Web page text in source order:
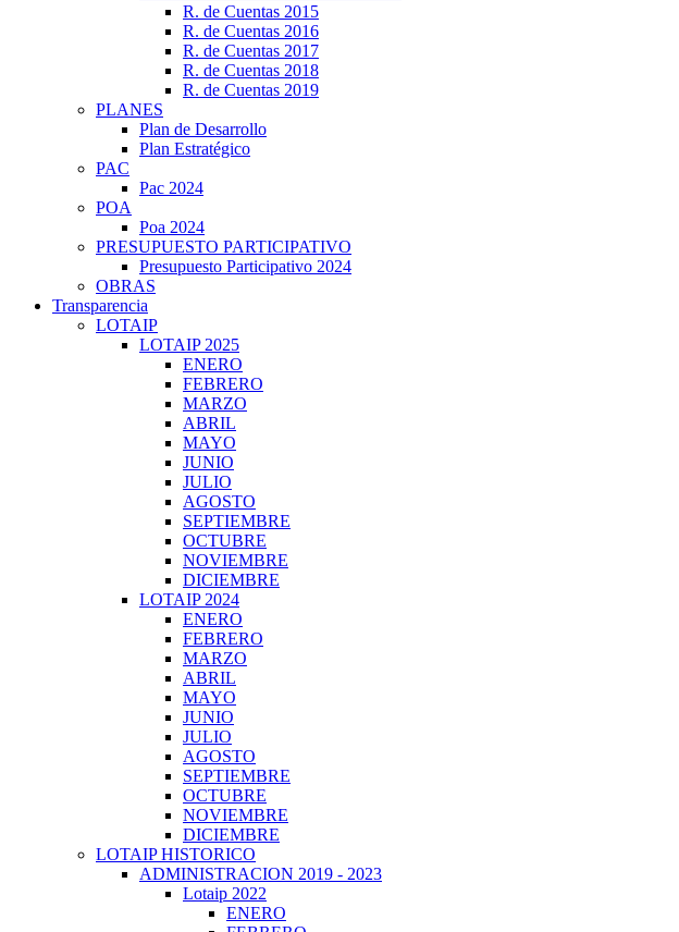
R. de Cuentas 2015
R. de Cuentas 2016
R. de Cuentas 2017
R. de Cuentas 2018
R. de Cuentas 2019
PLANES
Plan de Desarrollo
Plan Estratégico
PAC
Pac 2024
POA
Poa 2024
PRESUPUESTO PARTICIPATIVO
Presupuesto Participativo 2024
OBRAS
Transparencia
LOTAIP
LOTAIP 2025
ENERO
FEBRERO
MARZO
ABRIL
MAYO
JUNIO
JULIO
AGOSTO
SEPTIEMBRE
OCTUBRE
NOVIEMBRE
DICIEMBRE
LOTAIP 2024
ENERO
FEBRERO
MARZO
ABRIL
MAYO
JUNIO
JULIO
AGOSTO
SEPTIEMBRE
OCTUBRE
NOVIEMBRE
DICIEMBRE
LOTAIP HISTORICO
ADMINISTRACION 2019 - 2023
Lotaip 2022
ENERO